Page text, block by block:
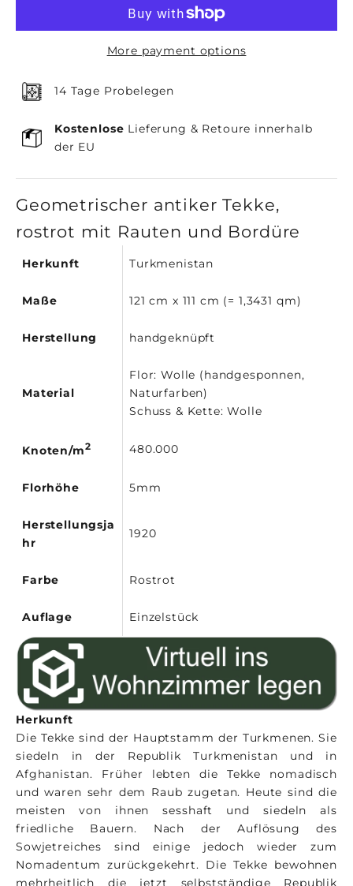
More payment options
14 Tage Probelegen
Kostenlose Lieferung & Retoure innerhalb
der EU
Geometrischer antiker Tekke,
rostrot mit Rauten und Bordüre
Herkunft Turkmenistan
Maße 121 cm x 111 cm (= 1,3431 qm)
Herstellung handgeknüpft
Material
Flor: Wolle (handgesponnen,
Naturfarben)
Schuss & Kette: Wolle
Knoten/m2 480.000
Florhöhe 5mm
Herstellungsja
hr
1920
Farbe Rostrot
Auflage Einzelstück
Herkunft
Die Tekke sind der Hauptstamm der Turkmenen. Sie
siedeln in der Republik Turkmenistan und in
Afghanistan. Früher lebten die Tekke nomadisch
und waren sehr dem Raub zugetan. Heute sind die
meisten von ihnen sesshaft und siedeln als
friedliche Bauern. Nach der Auflösung des
Sowjetreiches sind einige jedoch wieder zum
Nomadentum zurückgekehrt. Die Tekke bewohnen
mehrheitlich die jetzt selbstständige Republik